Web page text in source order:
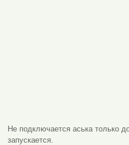
Не подключается аська только
запускается.